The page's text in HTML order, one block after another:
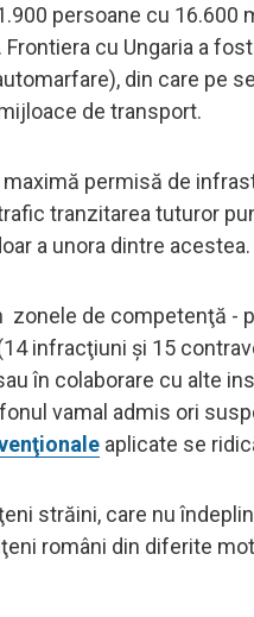
persoane cu 16.600
cu Ungaria a
din care pe
de transport.
permisă de
tranzitarea tuturor
a unora dintre acestea.
de competenţă -
infracţiuni şi 15
în colaborare cu alte
vamal admis ori
aplicate se
străini, care nu
români din diferite